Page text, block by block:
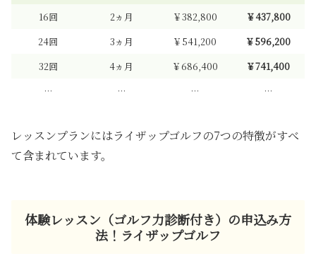
16回
2ヵ月 ￥382,800
￥437,800
24回
3ヵ月 ￥541,200
￥596,200
32回
4ヵ月 ￥686,400
￥741,400
…
… … …
レッスンプランにはライザップゴルフの7つの特徴がすべ
て含まれています。
体験レッスン（ゴルフ力診断付き）の申込み方
法！ライザップゴルフ